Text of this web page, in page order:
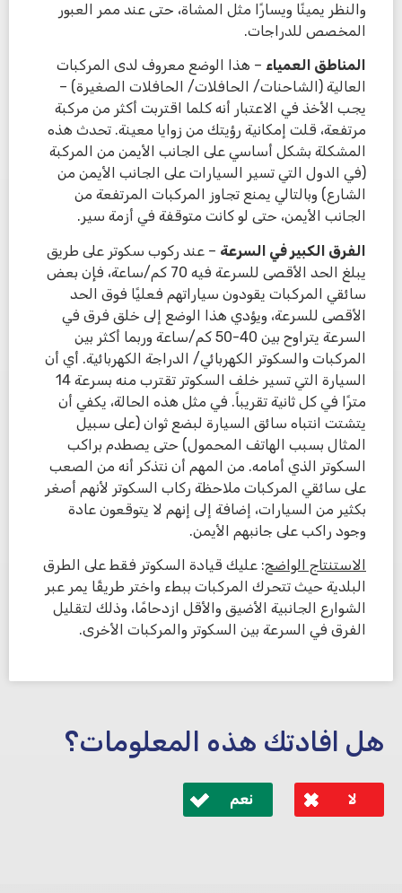
والنظر يمينًا ويسارًا مثل المشاة، حتى عند ممر العبور
المخصص للدراجات.
المناطق العمياء – هذا الوضع معروف لدى المركبات
العالية (الشاحنات/ الحافلات/ الحافلات الصغيرة) –
يجب الأخذ في الاعتبار أنه كلما اقتربت أكثر من مركبة
مرتفعة، قلت إمكانية رؤيتك من زوايا معينة. تحدث هذه
المشكلة بشكل أساسي على الجانب الأيمن من المركبة
(في الدول التي تسير السيارات على الجانب الأيمن من
الشارع) وبالتالي يمنع تجاوز المركبات المرتفعة من
الجانب الأيمن، حتى لو كانت متوقفة في أزمة سير.
الفرق الكبير في السرعة – عند ركوب سكوتر على طريق
يبلغ الحد الأقصى للسرعة فيه 70 كم/ساعة، فإن بعض
سائقي المركبات يقودون سياراتهم فعليًا فوق الحد
الأقصى للسرعة، ويؤدي هذا الوضع إلى خلق فرق في
السرعة يتراوح بين 40-50 كم/ساعة وربما أكثر بين
المركبات والسكوتر الكهربائي/ الدراجة الكهربائية. أي أن
السيارة التي تسير خلف السكوتر تقترب منه بسرعة 14
مترًا في كل ثانية تقريباً. في مثل هذه الحالة، يكفي أن
يتشتت انتباه سائق السيارة لبضع ثوان (على سبيل
المثال بسبب الهاتف المحمول) حتى يصطدم براكب
السكوتر الذي أمامه. من المهم أن نتذكر أنه من الصعب
على سائقي المركبات ملاحظة ركاب السكوتر لأنهم أصغر
بكثير من السيارات، إضافة إلى إنهم لا يتوقعون عادة
وجود راكب على جانبهم الأيمن.
الاستنتاج الواضح: عليك قيادة السكوتر فقط على الطرق
البلدية حيث تتحرك المركبات ببطء واختر طريقًا يمر عبر
الشوارع الجانبية الأضيق والأقل ازدحامًا، وذلك لتقليل
الفرق في السرعة بين السكوتر والمركبات الأخرى.
هل افادتك هذه المعلومات؟
لا نعم